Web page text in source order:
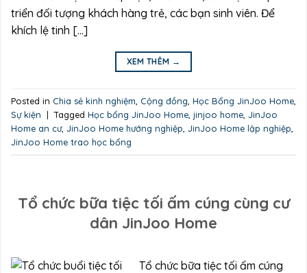
triển đối tượng khách hàng trẻ, các bạn sinh viên. Để
khích lệ tinh […]
XEM THÊM →
Posted in Chia sẻ kinh nghiệm Cộng đồng Học Bổng JinJoo Home
Sự kiện | Tagged Học bổng JinJoo Home jinjoo home JinJoo
Home an cư, JinJoo Home hướng nghiệp JinJoo Home lập nghiệp
JinJoo Home trao học bổng
Tổ chức bữa tiệc tối ấm cúng cùng cư
dân JinJoo Home
Tổ chức bữa tiệc tối ấm cúng